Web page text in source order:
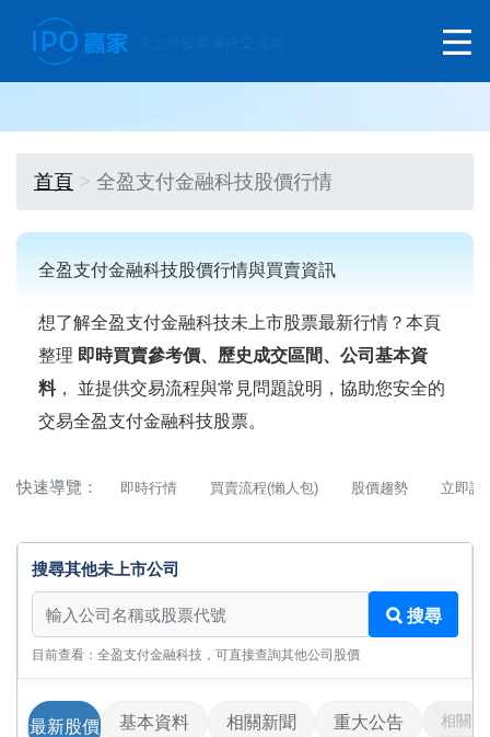
首頁 全盈支付金融科技股價行情
全盈支付金融科技股價行情與買賣資訊
想了解全盈支付金融科技未上市股票最新行情？本頁
整理 即時買賣參考價、歷史成交區間、公司基本資
料， 並提供交易流程與常見問題說明，協助您安全的
交易全盈支付金融科技股票。
快速導覽： 即時行情 買賣流程(懶人包) 股價趨勢 立即詢
搜尋其他未上市公司
搜尋其他未上市公司
搜尋
目前查看：全盈支付金融科技，可直接查詢其他公司股價
最新股價 基本資料 相關新聞 重大公告 相關影